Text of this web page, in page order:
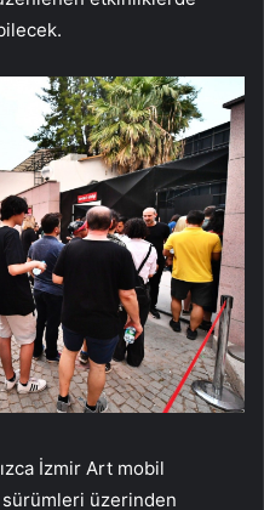
İzmir Art mobil
sürümleri üzerinden